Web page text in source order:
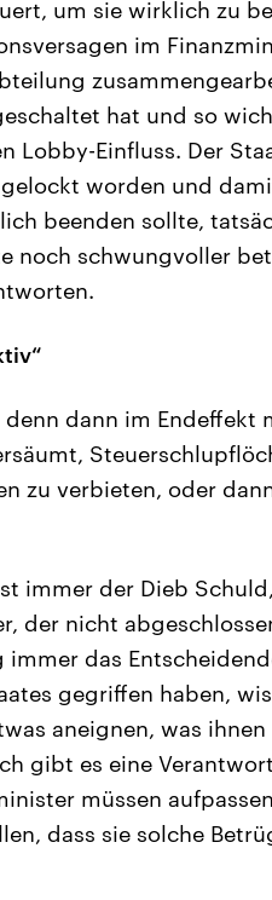
um sie wirklich zu
im
hat und so
Lobby-Einfluss. Der
worden und
beenden sollte,
noch schwungvoller
dann im Endeffekt
zu verbieten, oder
immer der Dieb
der nicht
das
gegriffen haben,
aneignen, was
gibt es eine
müssen
dass sie solche